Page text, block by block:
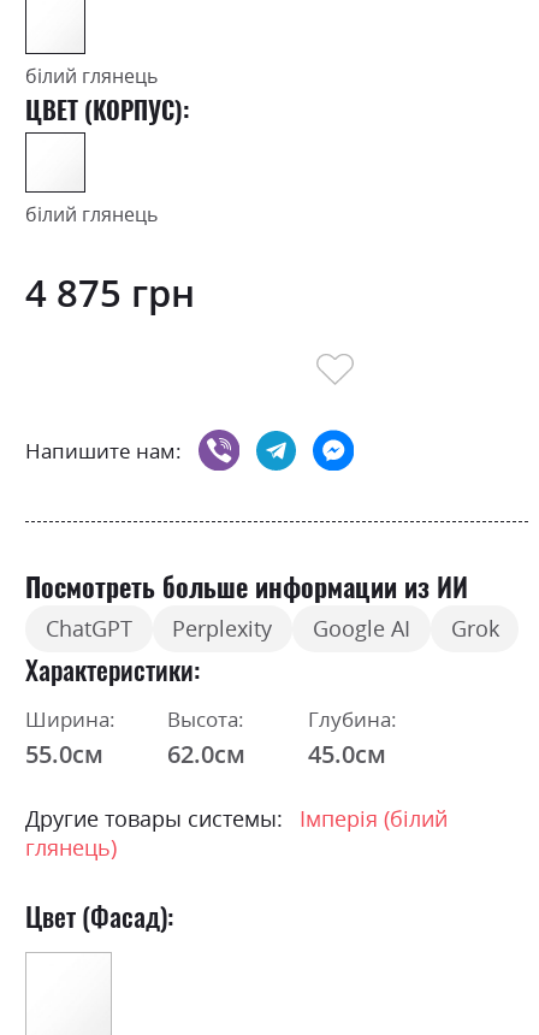
білий глянець
ЦВЕТ (КОРПУС):
білий глянець
4 875 грн
Напишите нам:
Посмотреть больше информации из ИИ
ChatGPT Perplexity Google AI Grok
Характеристики
Ширина:
55.0см
Высота:
62.0см
Глубина:
45.0см
Другие товары системы:
Імперія (білий
глянець)
Цвет (Фасад):